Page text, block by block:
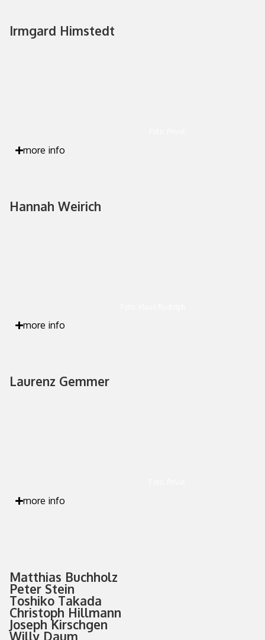
Irmgard Himstedt
more info
Hannah Weirich
more info
Laurenz Gemmer
more info
Matthias Buchholz
Peter Stein
Toshiko Takada
Christoph Hillmann
Joseph Kirschgen
Willy Daum